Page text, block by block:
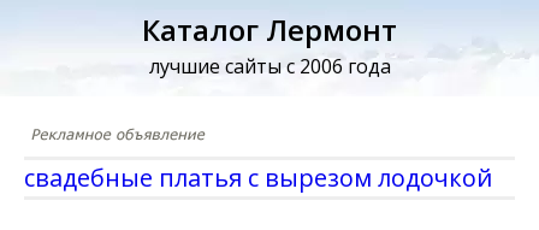
Каталог Лермонт
лучшие сайты с 2006 года
свадебные платья с вырезом лодочкой